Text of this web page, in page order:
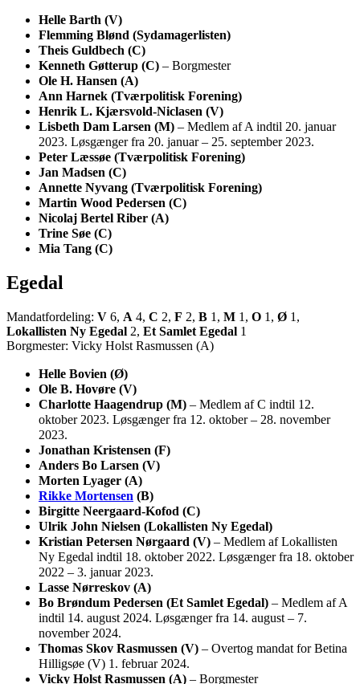
Helle Barth (V)
Flemming Blønd (Sydamagerlisten)
Theis Guldbech (C)
Kenneth Gøtterup (C) – Borgmester
Ole H. Hansen (A)
Ann Harnek (Tværpolitisk Forening)
Henrik L. Kjærsvold-Niclasen (V)
Lisbeth Dam Larsen (M) – Medlem af A indtil 20. januar
2023. Løsgænger fra 20. januar – 25. september 2023.
Peter Læssøe (Tværpolitisk Forening)
Jan Madsen (C)
Annette Nyvang (Tværpolitisk Forening)
Martin Wood Pedersen (C)
Nicolaj Bertel Riber (A)
Trine Søe (C)
Mia Tang (C)
Egedal
Mandatfordeling: V 6, A 4, C 2, F 2, B 1, M 1, O 1, Ø 1,
Lokallisten Ny Egedal 2, Et Samlet Egedal 1
Borgmester: Vicky Holst Rasmussen (A)
Helle Bovien (Ø)
Ole B. Hovøre (V)
Charlotte Haagendrup (M) – Medlem af C indtil 12.
oktober 2023. Løsgænger fra 12. oktober – 28. november
2023.
Jonathan Kristensen (F)
Anders Bo Larsen (V)
Morten Lyager (A)
Rikke Mortensen (B)
Birgitte Neergaard-Kofod (C)
Ulrik John Nielsen (Lokallisten Ny Egedal)
Kristian Petersen Nørgaard (V) – Medlem af Lokallisten
Ny Egedal indtil 18. oktober 2022. Løsgænger fra 18. oktober
2022 – 3. januar 2023.
Lasse Nørreskov (A)
Bo Brøndum Pedersen (Et Samlet Egedal) – Medlem af A
indtil 14. august 2024. Løsgænger fra 14. august – 7.
november 2024.
Thomas Skov Rasmussen (V) – Overtog mandat for Betina
Hilligsøe (V) 1. februar 2024.
Vicky Holst Rasmussen (A) – Borgmester